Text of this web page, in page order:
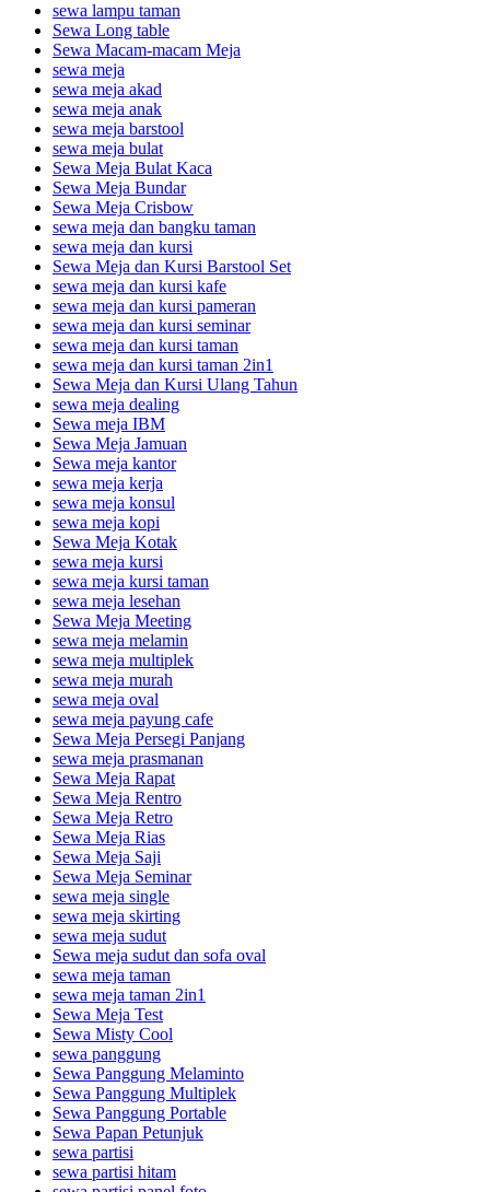
sewa lampu taman
Sewa Long table
Sewa Macam-macam Meja
sewa meja
sewa meja akad
sewa meja anak
sewa meja barstool
sewa meja bulat
Sewa Meja Bulat Kaca
Sewa Meja Bundar
Sewa Meja Crisbow
sewa meja dan bangku taman
sewa meja dan kursi
Sewa Meja dan Kursi Barstool Set
sewa meja dan kursi kafe
sewa meja dan kursi pameran
sewa meja dan kursi seminar
sewa meja dan kursi taman
sewa meja dan kursi taman 2in1
Sewa Meja dan Kursi Ulang Tahun
sewa meja dealing
Sewa meja IBM
Sewa Meja Jamuan
Sewa meja kantor
sewa meja kerja
sewa meja konsul
sewa meja kopi
Sewa Meja Kotak
sewa meja kursi
sewa meja kursi taman
sewa meja lesehan
Sewa Meja Meeting
sewa meja melamin
sewa meja multiplek
sewa meja murah
sewa meja oval
sewa meja payung cafe
Sewa Meja Persegi Panjang
sewa meja prasmanan
Sewa Meja Rapat
Sewa Meja Rentro
Sewa Meja Retro
Sewa Meja Rias
Sewa Meja Saji
Sewa Meja Seminar
sewa meja single
sewa meja skirting
sewa meja sudut
Sewa meja sudut dan sofa oval
sewa meja taman
sewa meja taman 2in1
Sewa Meja Test
Sewa Misty Cool
sewa panggung
Sewa Panggung Melaminto
Sewa Panggung Multiplek
Sewa Panggung Portable
Sewa Papan Petunjuk
sewa partisi
sewa partisi hitam